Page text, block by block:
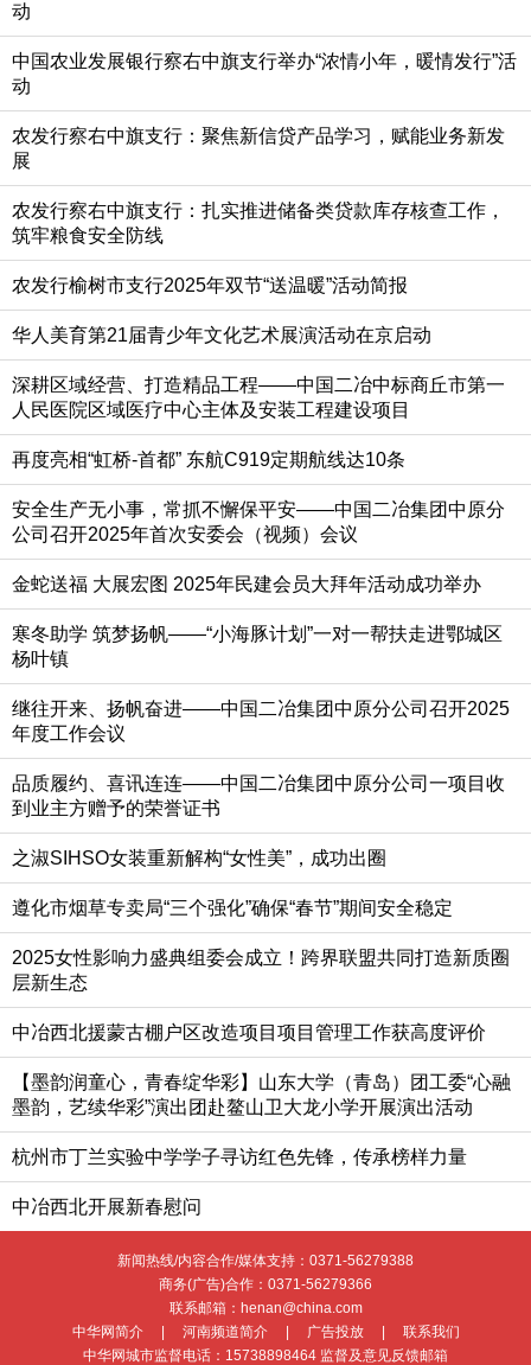
动
中国农业发展银行察右中旗支行举办“浓情小年，暖情发行”活
动
农发行察右中旗支行：聚焦新信贷产品学习，赋能业务新发
展
农发行察右中旗支行：扎实推进储备类贷款库存核查工作，
筑牢粮食安全防线
农发行榆树市支行2025年双节“送温暖”活动简报
华人美育第21届青少年文化艺术展演活动在京启动
深耕区域经营、打造精品工程——中国二冶中标商丘市第一
人民医院区域医疗中心主体及安装工程建设项目
再度亮相“虹桥-首都” 东航C919定期航线达10条
安全生产无小事，常抓不懈保平安——中国二冶集团中原分
公司召开2025年首次安委会（视频）会议
金蛇送福 大展宏图 2025年民建会员大拜年活动成功举办
寒冬助学 筑梦扬帆——“小海豚计划”一对一帮扶走进鄂城区
杨叶镇
继往开来、扬帆奋进——中国二冶集团中原分公司召开2025
年度工作会议
品质履约、喜讯连连——中国二冶集团中原分公司一项目收
到业主方赠予的荣誉证书
之淑SIHSO女装重新解构“女性美”，成功出圈
遵化市烟草专卖局“三个强化”确保“春节”期间安全稳定
2025女性影响力盛典组委会成立！跨界联盟共同打造新质圈
层新生态
中冶西北援蒙古棚户区改造项目项目管理工作获高度评价
【墨韵润童心，青春绽华彩】山东大学（青岛）团工委“心融
墨韵，艺续华彩”演出团赴鳌山卫大龙小学开展演出活动
杭州市丁兰实验中学学子寻访红色先锋，传承榜样力量
中冶西北开展新春慰问
新闻热线/内容合作/媒体支持： 0371-56279388
商务(广告)合作： 0371-56279366
联系邮箱：henan@china.com
中华网简介
河南频道简介 广告投放
联系我们
中华网城市监督电话： 15738898464 监督及意见反馈邮箱